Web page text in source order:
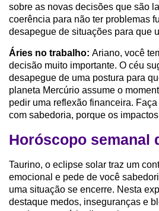
sobre as novas decisões que são
coerência para não ter problemas
desapegue de situações para que
Áries no trabalho: Ariano, você
decisão muito importante. O céu
desapegue de uma postura para
planeta Mercúrio assume o
pedir uma reflexão financeira.
com sabedoria, porque os
Horóscopo semanal
Taurino, o eclipse solar traz um
emocional e pede de você
uma situação se encerre. Nesta
destaque medos, inseguranças e